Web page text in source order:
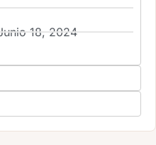
18, 2024